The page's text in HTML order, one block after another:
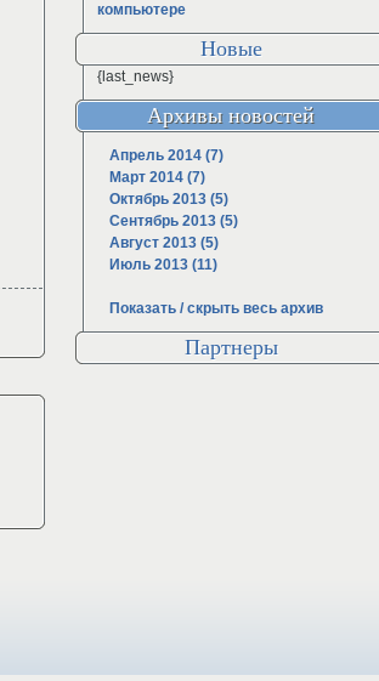
компьютере
Новые
{last_news}
Архивы новостей
Апрель 2014 (7)
Март 2014 (7)
Октябрь 2013 (5)
Сентябрь 2013 (5)
Август 2013 (5)
Июль 2013 (11)
Показать / скрыть весь архив
Партнеры